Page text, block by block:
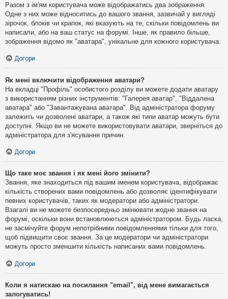
Разом з ім'ям користувача може відображатись два зображення.
Одне з них може відноситись до вашого звання, зазвичай у вигляді
зірочок, блоків чи крапок, які вказують на те, скільки повідомлень ви
написали, або на ваш статус на форумі. Інше, як правило більше,
зображення відомо як "аватара", унікальне для кожного користувача.
Догори
Як мені включити відображення аватари?
На вкладці "Профіль" особистого розділу ви можете додати аватару
з використанням різних інструментів: "Галерея аватар", "Віддалена
аватара" або "Завантажувана аватара". Від адміністратора форуму
залежить чи дозволені аватари, а також які типи аватар можуть бути
доступні. Якщо ви не можете використовувати аватари, зверніться до
адміністратора для з'ясування причин.
Догори
Що таке моє звання і як мені його змінити?
Звання, яке знаходиться під вашим іменем користувача, відображає
кількість створених вами повідомлень або дозволяє ідентифікувати
певних користувачів, таких як модератори або адміністратори.
Взагалі ви не можете безпосередньо змінювати жодне звання на
форумі, оскільки вони встановлюються адміністратором. Будь ласка,
не засмічуйте форум непотрібними повідомленнями тільки для того,
щоб підвищити своє звання. За це модератори чи адміністратори
можуть просто зменшити кількість написаних вами повідомлень.
Догори
Коли я натискаю на посилання "email", від мене вимагається
залогуватись!